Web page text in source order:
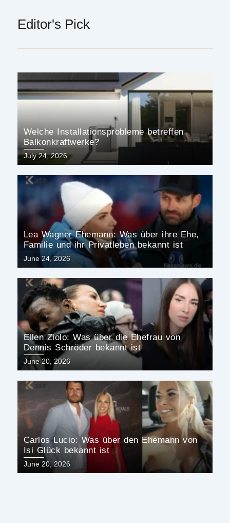
Editor's Pick
Welche Installationsprobleme betreffen
Balkonkraftwerke?
Posted
on
July 24, 2026
Lea Wagner Ehemann: Was über ihre Ehe,
Familie und ihr Privatleben bekannt ist
Posted
on
June 24, 2026
Ellen Ziolo: Was über die Ehefrau von
Dennis Schröder bekannt ist
Posted
on
June 20, 2026
Carlos Lucio: Was über den Ehemann von
Isi Glück bekannt ist
Posted
on
June 20, 2026